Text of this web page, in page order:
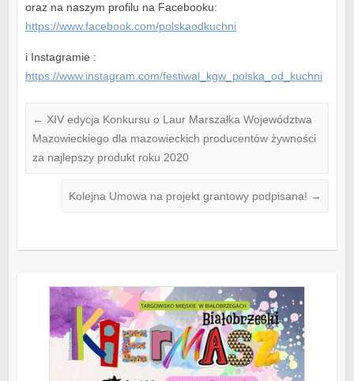
oraz na naszym profilu na Facebooku:
https://www.facebook.com/polskaodkuchni
i Instagramie :
https://www.instagram.com/festiwal_kgw_polska_od_kuchni
← XIV edycja Konkursu o Laur Marszałka Województwa
Mazowieckiego dla mazowieckich producentów żywności
za najlepszy produkt roku 2020
Kolejna Umowa na projekt grantowy podpisana! →